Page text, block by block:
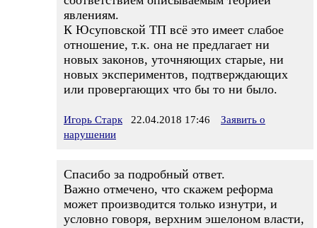
явлениям.
К Юсуповской ТП всё это имеет слабое
отношение, т.к. она не предлагает ни
новых законов, уточняющих старые, ни
новых экспериментов, подтверждающих
или провергающих что бы то ни было.
Игорь Старк 22.04.2018 17:46
Заявить о
нарушении
Спасибо за подробный ответ.
Важно отмечено, что скажем реформа
может производится только изнутри, и
условно говоря, верхним эшелоном власти,